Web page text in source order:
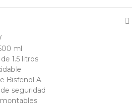
ml
1.5 litros
Bisfenol A.
seguridad